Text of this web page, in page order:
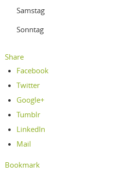
Samstag
Sonntag
Share
Facebook
Twitter
Google+
Tumblr
LinkedIn
Mail
Bookmark